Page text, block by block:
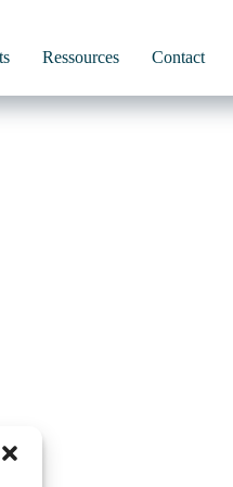
Ressources Contact